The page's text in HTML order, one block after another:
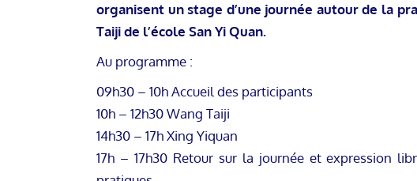
organisent un stage d’une journée autour de la
Taiji de l’école San Yi Quan.
Au programme :
09h30 – 10h Accueil des participants
10h – 12h30 Wang Taiji
14h30 – 17h Xing Yiquan
17h – 17h30 Retour sur la journée et expression